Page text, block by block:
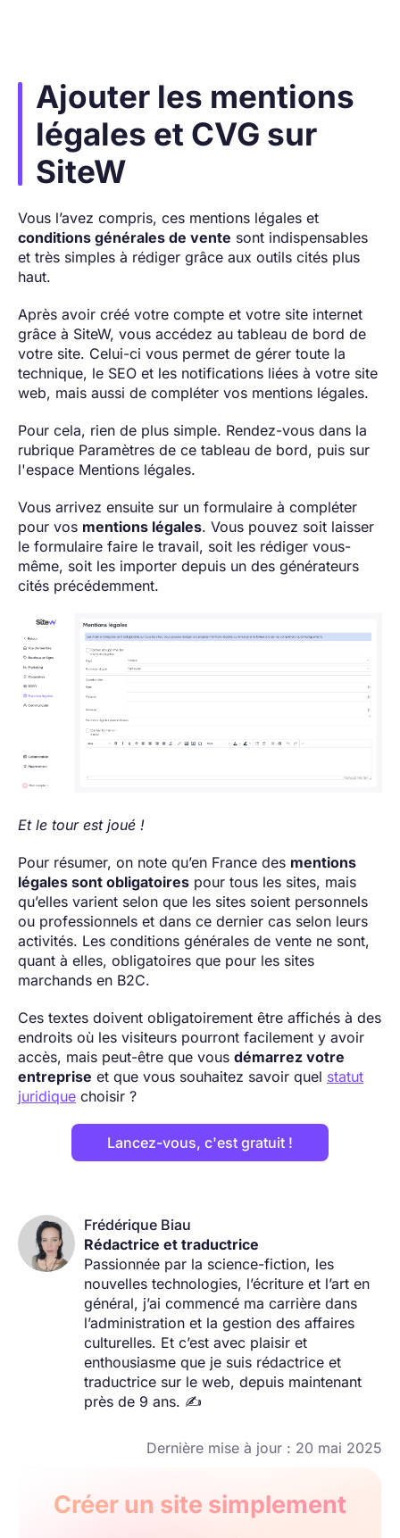
Ajouter les mentions
légales et CVG sur
SiteW
Vous l’avez compris, ces mentions légales et
conditions générales de vente sont indispensables
et très simples à rédiger grâce aux outils cités plus
haut.
Après avoir créé votre compte et votre site internet
grâce à SiteW, vous accédez au tableau de bord de
votre site. Celui-ci vous permet de gérer toute la
technique, le SEO et les notifications liées à votre site
web, mais aussi de compléter vos mentions légales.
Pour cela, rien de plus simple. Rendez-vous dans la
rubrique Paramètres de ce tableau de bord, puis sur
l'espace Mentions légales.
Vous arrivez ensuite sur un formulaire à compléter
pour vos mentions légales. Vous pouvez soit laisser
le formulaire faire le travail, soit les rédiger vous-
même, soit les importer depuis un des générateurs
cités précédemment.
Et le tour est joué !
Pour résumer, on note qu’en France des mentions
légales sont obligatoires pour tous les sites, mais
qu’elles varient selon que les sites soient personnels
ou professionnels et dans ce dernier cas selon leurs
activités. Les conditions générales de vente ne sont,
quant à elles, obligatoires que pour les sites
marchands en B2C.
Ces textes doivent obligatoirement être affichés à des
endroits où les visiteurs pourront facilement y avoir
accès, mais peut-être que vous démarrez votre
entreprise et que vous souhaitez savoir quel statut
juridique choisir ?
Lancez-vous, c'est gratuit !
Frédérique Biau
Rédactrice et traductrice
Passionnée par la science-fiction, les
nouvelles technologies, l’écriture et l’art en
général, j’ai commencé ma carrière dans
l’administration et la gestion des affaires
culturelles. Et c’est avec plaisir et
enthousiasme que je suis rédactrice et
traductrice sur le web, depuis maintenant
près de 9 ans. ✍️
Dernière mise à jour : 20 mai 2025
Créer un site simplement